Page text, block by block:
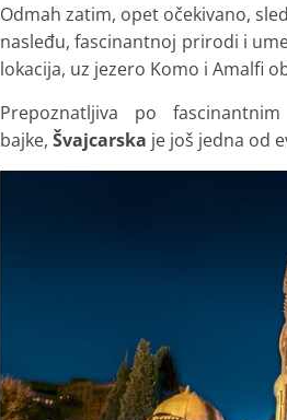
Odmah zatim, opet očekivano,
nasleđu, fascinantnoj prirodi i
lokacija, uz jezero Komo i Amalfi
Prepoznatljiva po
bajke, Švajcarska je još jedna od